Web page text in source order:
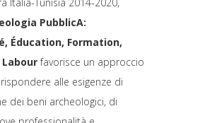
PubblicA:
Éducation, Formation,
Labourfavorisce un approccio
rispondere alle esigenze di
dei beni archeologici, di